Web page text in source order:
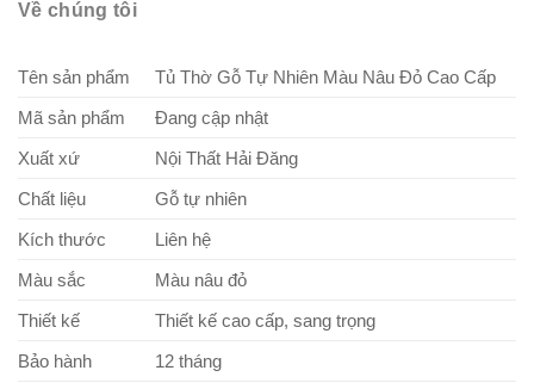
Về chúng tôi
Tên sản phẩm
Tủ Thờ Gỗ Tự Nhiên Màu Nâu Đỏ Cao Cấp
Mã sản phẩm
Đang cập nhật
Xuất xứ
Nội Thất Hải Đăng
Chất liệu
Gỗ tự nhiên
Kích thước
Liên hệ
Màu sắc
Màu nâu đỏ
Thiết kế
Thiết kế cao cấp, sang trọng
Bảo hành
12 tháng